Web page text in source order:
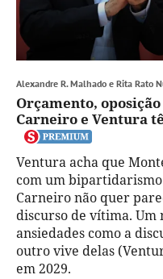
Alexandre R. Malhado e Rita Rato
Orçamento,
Carneiro e Ventura
Ventura acha que
com um bipartidarismo
Carneiro não quer
discurso de vítima. Um
ansiedades como a
outro vive delas
em 2029.